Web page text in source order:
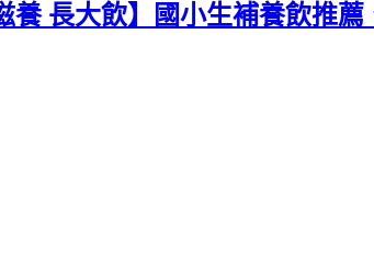
長大飲】國小生補養飲推